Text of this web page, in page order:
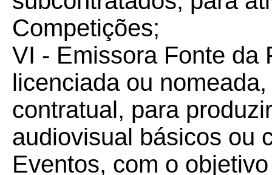
Competições;
VI - Emissora Fonte da
licenciada ou
contratual, para
audiovisual básicos ou
Eventos, com o